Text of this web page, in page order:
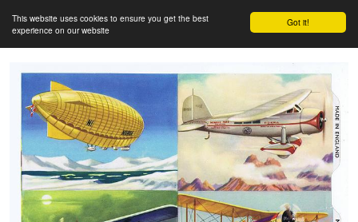
Got it!
This website uses cookies to ensure you get the best
experience on our website